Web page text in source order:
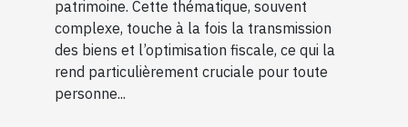
patrimoine. Cette thématique, souvent
complexe, touche à la fois la transmission
des biens et l’optimisation fiscale, ce qui la
rend particulièrement cruciale pour toute
personne...